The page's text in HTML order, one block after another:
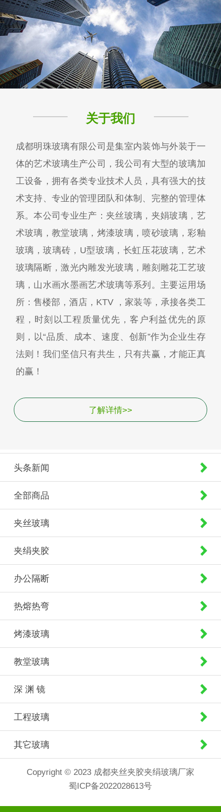
关于我们
成都明珠玻璃有限公司是集室内装饰与外装于一
体的艺术玻璃生产公司，我公司有大型的玻璃加
工设备，拥有各类专业技术人员，具有强大的技
术支持、专业的管理团队和体制、完整的管理体
系。本公司专业生产：夹丝玻璃，夹娟玻璃，艺
术玻璃，教堂玻璃，烤漆玻璃，喷砂玻璃，彩釉
玻璃，玻璃砖，U型玻璃，长虹压花玻璃，艺术
玻璃隔断，激光内雕发光玻璃，雕刻雕花工艺玻
璃，山水画水墨画艺术玻璃等系列。主要运用场
所：售楼部，酒店，KTV ，家装等，承接各类工
程，时刻以工程质量优先，客户利益优先的原
则，以“品质、成本、速度、创新”作为企业生存
法则！我们坚信只有共生，只有共赢，才能正真
的赢！
了解详情>>
头条新闻
全部商品
夹丝玻璃
夹绢夹胶
办公隔断
热熔热弯
烤漆玻璃
教堂玻璃
深 渊 镜
工程玻璃
其它玻璃
Copyright © 2023 成都夹丝夹胶夹绢玻璃厂家
蜀ICP备2022028613号